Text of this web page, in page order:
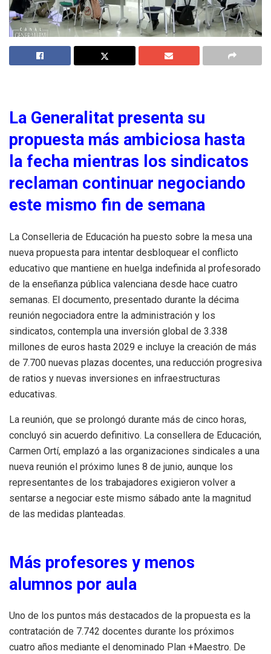
La Generalitat presenta su
propuesta más ambiciosa hasta
la fecha mientras los sindicatos
reclaman continuar negociando
este mismo fin de semana
La Conselleria de Educación ha puesto sobre la mesa una
nueva propuesta para intentar desbloquear el conflicto
educativo que mantiene en huelga indefinida al profesorado
de la enseñanza pública valenciana desde hace cuatro
semanas. El documento, presentado durante la décima
reunión negociadora entre la administración y los
sindicatos, contempla una inversión global de 3.338
millones de euros hasta 2029 e incluye la creación de más
de 7.700 nuevas plazas docentes, una reducción progresiva
de ratios y nuevas inversiones en infraestructuras
educativas.
La reunión, que se prolongó durante más de cinco horas,
concluyó sin acuerdo definitivo. La consellera de Educación,
Carmen Ortí, emplazó a las organizaciones sindicales a una
nueva reunión el próximo lunes 8 de junio, aunque los
representantes de los trabajadores exigieron volver a
sentarse a negociar este mismo sábado ante la magnitud
de las medidas planteadas.
Más profesores y menos
alumnos por aula
Uno de los puntos más destacados de la propuesta es la
contratación de 7.742 docentes durante los próximos
cuatro años mediante el denominado Plan +Maestro. De